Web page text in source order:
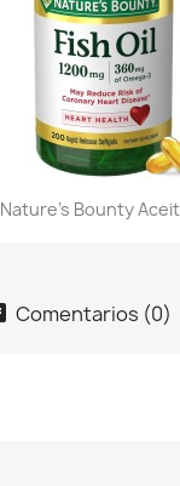
 Vista
Nature's Bounty
Comentarios (0)